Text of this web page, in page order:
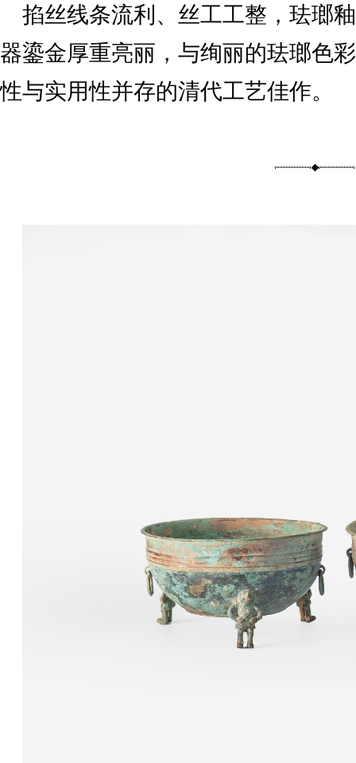
掐丝线条流利、丝工工整，珐瑯
器鎏金厚重亮丽，与绚丽的珐瑯色
性与实用性并存的清代工艺佳作。